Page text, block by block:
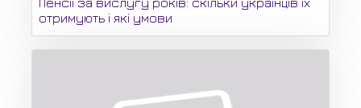
отримують і які умови